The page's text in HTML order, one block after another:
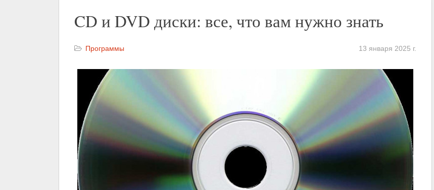
CD и DVD диски: все, что вам нужно знать
Программы 13 января 2025 г.